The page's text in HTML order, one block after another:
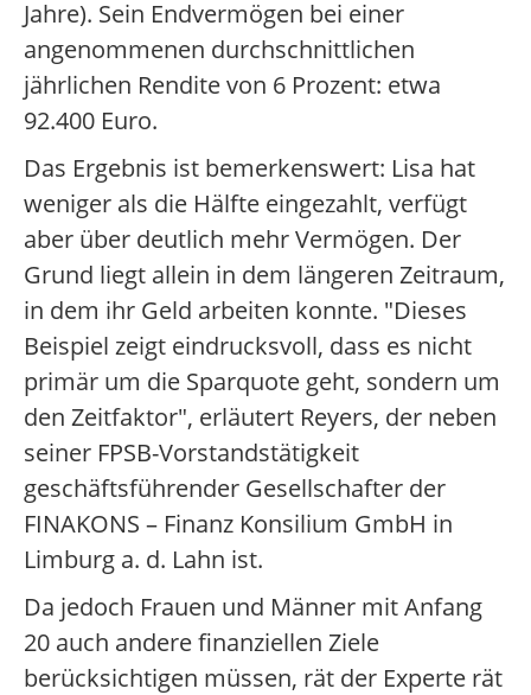
Jahre). Sein Endvermögen bei einer
angenommenen durchschnittlichen
jährlichen Rendite von 6 Prozent: etwa
92.400 Euro.
Das Ergebnis ist bemerkenswert: Lisa hat
weniger als die Hälfte eingezahlt, verfügt
aber über deutlich mehr Vermögen. Der
Grund liegt allein in dem längeren Zeitraum,
in dem ihr Geld arbeiten konnte. "Dieses
Beispiel zeigt eindrucksvoll, dass es nicht
primär um die Sparquote geht, sondern um
den Zeitfaktor", erläutert Reyers, der neben
seiner FPSB-Vorstandstätigkeit
geschäftsführender Gesellschafter der
FINAKONS – Finanz Konsilium GmbH in
Limburg a. d. Lahn ist.
Da jedoch Frauen und Männer mit Anfang
20 auch andere finanziellen Ziele
berücksichtigen müssen, rät der Experte rät